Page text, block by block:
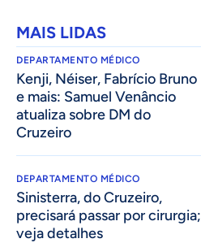
MAIS LIDAS
DEPARTAMENTO MÉDICO
Kenji, Néiser, Fabrício Bruno
e mais: Samuel Venâncio
atualiza sobre DM do
Cruzeiro
DEPARTAMENTO MÉDICO
Sinisterra, do Cruzeiro,
precisará passar por cirurgia;
veja detalhes